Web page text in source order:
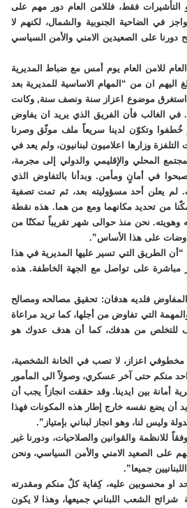
فقط، فللامن العام دور مهم على
في الضاحية الجنوبية والشمال، لكنهم لا
على الصعيدين الامني والأمن السياسي
للامن العام يوم أمس مع ضباط المديرية
اليهم ان من “المهام الاساسية للمديرية بعد
موضوع اعزاز سنة ونصف سنة, وكانت
الغالب فأن الفريق الذي يريد ان يفاوض
خُطفوا وتكوّن لدينا سريعاً ملف موثّق وصرنا
وزارها اعلاميون لبنانيون، ولم يعد في
المحلي والإقليمي والدولي إلى مجرمة،
في أمانٍ ومأمن. وبدأنا بالتفاوض الذي
يعلن أحد مسؤوليته بعد، ثم تمت تصفية
من تحديد مكانهما ومع من هما. هذه نقطة
نحن منذ حوالى شهر تقريباً تمكنّا من
على هذا الأساس”.
“أن الطريق التي تسير عليها المديرية في هذا
مباشرة على تواصل مع الجهة الخاطفة. هذه
فلديه هدفان: تحقيق مصالحه ومصالح
التي تفاوض من أجلها، كما تريد مراعاة
للتخلص من هدفك، كما أن هدف عدوك هو
اعزاز، لا تصب في الخانة الشخصية،
منكم حتى آخر عسكري، وصولاً الى المأمور
أمانة بين ايدينا. وقد حققت انجازاً يجب أن
أن يضع نفسه خارج إطار هذه المكونات فهذا
وليس لنا، وهو انجاز لبناني بإمتياز”.
للانظمة والقوانين والصلاحيات، ودورنا غير
على الصعيد الامني والأمن السياسي، ونحن
جميعا”.
او محسوبين عليه، كِفاية كلٌ منكم ومقدرته
الشعب اللبناني جميعها، وهذا لا يكون